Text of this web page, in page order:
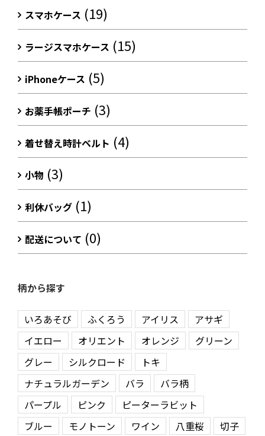
スマホケース (19)
ラージスマホケース (15)
iPhoneケース (5)
お薬手帳ポーチ (3)
着せ替え時計ベルト (4)
小物 (3)
利休バッグ (1)
配送について (0)
柄から探す
いろあそび ふくろう アイリス
アサギ
イエロー
オリエント オレンジ
グリーン
グレー
シルクロード
トキ
ナチュラルガーデン
バラ
バラ柄
パープル
ピンク
ピーターラビット
ブルー
モノトーン ワイン 八重桜
切子